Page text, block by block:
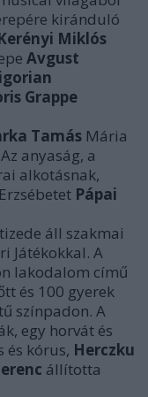
kiránduló
Miklós
Avgust
Grappe
Tamás Mária
anyaság, a
alkotásnak,
Erzsébetet Pápai
áll szakmai
Játékokkal. A
lakodalom című
és 100 gyerek
színpadon. A
egy horvát és
és kórus, Herczku
állította